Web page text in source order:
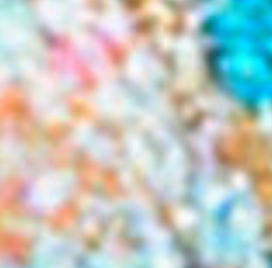
Jazzie
2. August 2026
Köln- Es gibt diese Konzertankündigungen, die man liest
und sofort weiß: Das wird kein 08/15-Weihnachtsprogramm.
„Christmas Serenade" mit Joo Kraus, Fola Dada und
Jazz Köln – Bossarenova Trio – „Levitar“ im Altes...
1. August 2026
Jazz Köln – Emil Brandqvist Trio-Altes Pfandhaus
1. August 2026
Ariana Grande veröffentlicht ihr achtes Studioalbum
– „petal“ bleibt dem Rekordkurs...
31. Juli 2026